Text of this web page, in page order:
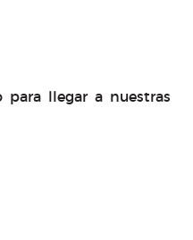
llegar a nuestras